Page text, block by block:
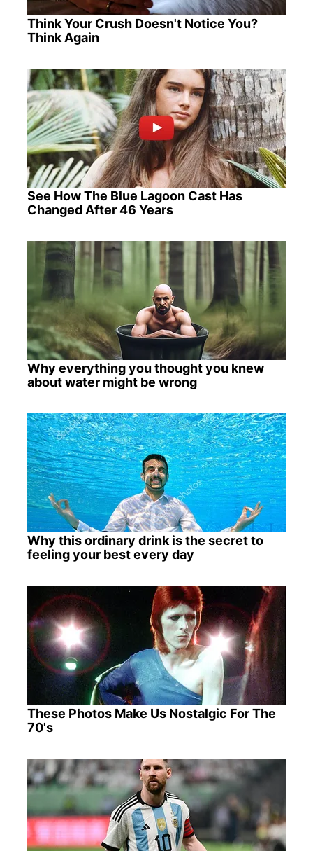
Think Your Crush Doesn't Notice You?
Think Again
See How The Blue Lagoon Cast Has
Changed After 46 Years
Why everything you thought you knew
about water might be wrong
Why this ordinary drink is the secret to
feeling your best every day
These Photos Make Us Nostalgic For The
70's